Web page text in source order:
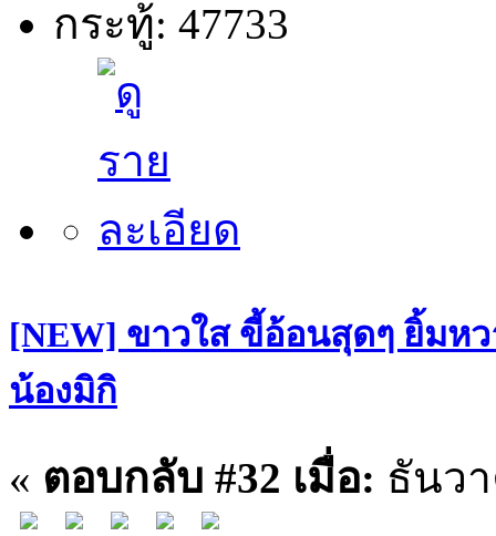
กระทู้: 47733
[NEW] ขาวใส ขี้อ้อนสุดๆ ยิ้มห
น้องมิกิ
« ตอบกลับ #32 เมื่อ: ธันวา